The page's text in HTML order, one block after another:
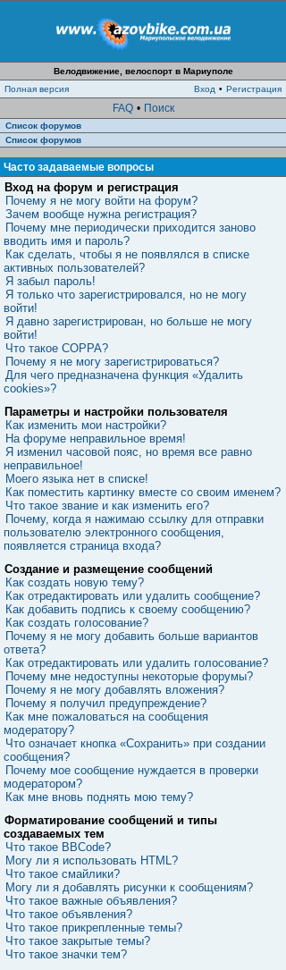
Велодвижение, велоспорт в Мариуполе
Полная версия
Вход • Регистрация
FAQ • Поиск
Список форумов
Список форумов
Часто задаваемые вопросы
Вход на форум и регистрация
Почему я не могу войти на форум?
Зачем вообще нужна регистрация?
Почему мне периодически приходится заново
вводить имя и пароль?
Как сделать, чтобы я не появлялся в списке
активных пользователей?
Я забыл пароль!
Я только что зарегистрировался, но не могу
войти!
Я давно зарегистрирован, но больше не могу
войти!
Что такое COPPA?
Почему я не могу зарегистрироваться?
Для чего предназначена функция «Удалить
cookies»?
Параметры и настройки пользователя
Как изменить мои настройки?
На форуме неправильное время!
Я изменил часовой пояс, но время все равно
неправильное!
Моего языка нет в списке!
Как поместить картинку вместе со своим именем?
Что такое звание и как изменить его?
Почему, когда я нажимаю ссылку для отправки
пользователю электронного сообщения,
появляется страница входа?
Создание и размещение сообщений
Как создать новую тему?
Как отредактировать или удалить сообщение?
Как добавить подпись к своему сообщению?
Как создать голосование?
Почему я не могу добавить больше вариантов
ответа?
Как отредактировать или удалить голосование?
Почему мне недоступны некоторые форумы?
Почему я не могу добавлять вложения?
Почему я получил предупреждение?
Как мне пожаловаться на сообщения
модератору?
Что означает кнопка «Сохранить» при создании
сообщения?
Почему мое сообщение нуждается в проверки
модератором?
Как мне вновь поднять мою тему?
Форматирование сообщений и типы
создаваемых тем
Что такое BBCode?
Могу ли я использовать HTML?
Что такое смайлики?
Могу ли я добавлять рисунки к сообщениям?
Что такое важные объявления?
Что такое объявления?
Что такое прикрепленные темы?
Что такое закрытые темы?
Что такое значки тем?